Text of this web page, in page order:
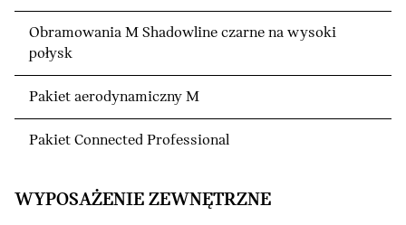
Obramowania M Shadowline czarne na wysoki
połysk
Pakiet aerodynamiczny M
Pakiet Connected Professional
WYPOSAŻENIE ZEWNĘTRZNE